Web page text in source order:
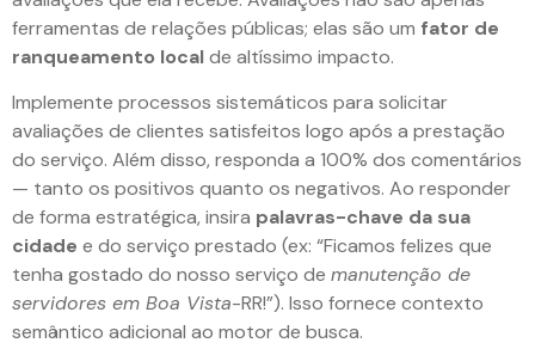
ferramentas de relações públicas; elas são um fator de
ranqueamento localde altíssimo impacto.
Implemente processos sistemáticos para solicitar
avaliações de clientes satisfeitos logo após a prestação
do serviço. Além disso, responda a 100% dos comentários
— tanto os positivos quanto os negativos. Ao responder
de forma estratégica, insira palavras-chave da sua
cidade e do serviço prestado (ex: “Ficamos felizes que
tenha gostado do nosso serviço de manutenção de
servidores em Boa Vista-RR!”). Isso fornece contexto
semântico adicional ao motor de busca.